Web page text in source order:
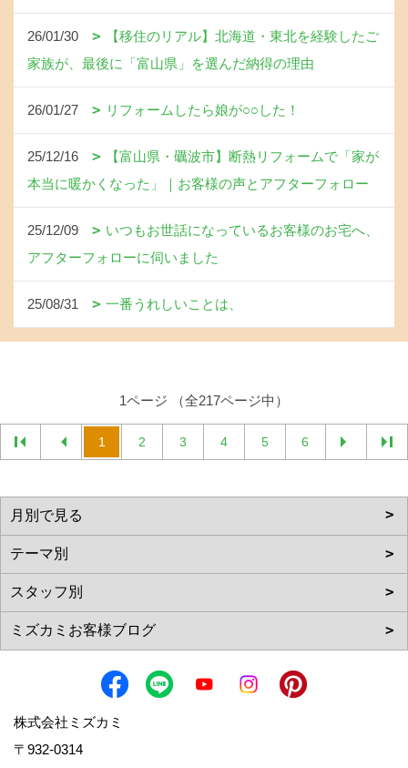
26/01/30
【移住のリアル】北海道・東北を経験したご
家族が、最後に「富山県」を選んだ納得の理由
26/01/27 リフォームしたら娘が○○した！
25/12/16
【富山県・礪波市】断熱リフォームで「家が
本当に暖かくなった」｜お客様の声とアフターフォロー
25/12/09
いつもお世話になっているお客様のお宅へ、
アフターフォローに伺いました
25/08/31 一番うれしいことは、
1ページ （全217ページ中）
1 2 3 4 5 6
株式会社ミズカミ
〒932-0314